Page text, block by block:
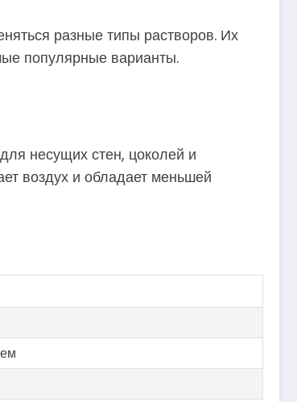
разные типы растворов. Их
популярные варианты.
несущих стен, цоколей и
воздух и обладает меньшей